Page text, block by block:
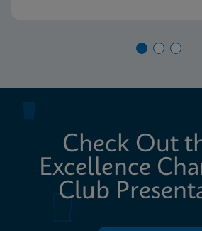
Check Out
Excellence
Club